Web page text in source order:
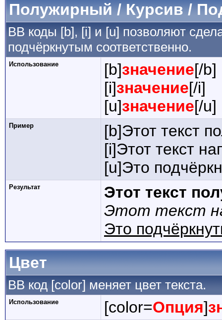
Полужирный / Курсив /
BB коды [b], [i] и [u] позволяют
подчёркнутым соответственно.
Использование [b]значение[/b]
[i]значение[/i]
[u]значение[/u]
Пример
[b]Этот текст
[i]Этот текст
[u]Это
Результат
Этот текст
Этот текст
Это
Цвет
BB код [color] меняет цвет текста.
Использование [color=Опция]